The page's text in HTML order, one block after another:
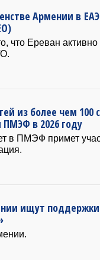
Армении в
что Ереван активно
из более чем 100
ПМЭФ в 2026 году
в ПМЭФ примет
ищут поддержки